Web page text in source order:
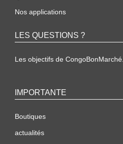
Nos applications
LES QUESTIONS ?
Les objectifs de CongoBonMarché.
IMPORTANTE
Boutiques
actualités